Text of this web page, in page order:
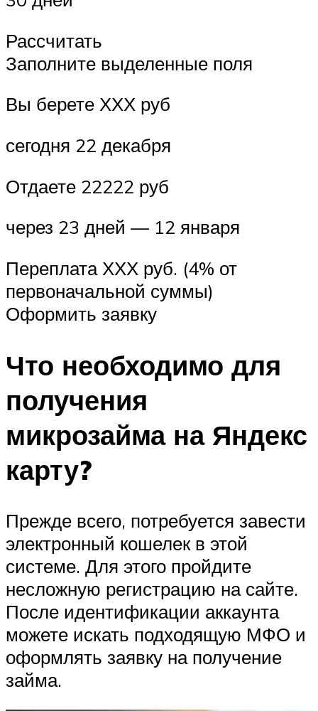
Рассчитать
Заполните выделенные поля
Вы берете ХХХ руб
сегодня 22 декабря
Отдаете 22222 руб
через 23 дней — 12 января
Переплата ХХХ руб. (4% от
первоначальной суммы)
Оформить заявку
Что необходимо для
получения
микрозайма на Яндекс
карту?
Прежде всего, потребуется завести
электронный кошелек в этой
системе. Для этого пройдите
несложную регистрацию на сайте.
После идентификации аккаунта
можете искать подходящую МФО и
оформлять заявку на получение
займа.